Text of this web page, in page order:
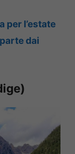
per l’estate
dai